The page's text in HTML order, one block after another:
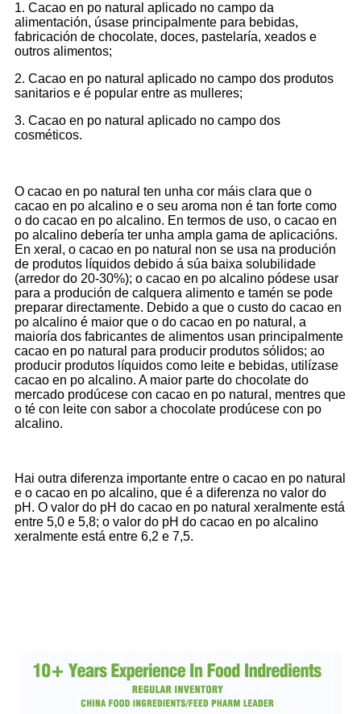
1. Cacao en po natural aplicado no campo da
alimentación, úsase principalmente para bebidas,
fabricación de chocolate, doces, pastelaría, xeados e
outros alimentos;
2. Cacao en po natural aplicado no campo dos produtos
sanitarios e é popular entre as mulleres;
3. Cacao en po natural aplicado no campo dos
cosméticos.
O cacao en po natural ten unha cor máis clara que o
cacao en po alcalino e o seu aroma non é tan forte como
o do cacao en po alcalino. En termos de uso, o cacao en
po alcalino debería ter unha ampla gama de aplicacións.
En xeral, o cacao en po natural non se usa na produción
de produtos líquidos debido á súa baixa solubilidade
(arredor do 20-30%); o cacao en po alcalino pódese usar
para a produción de calquera alimento e tamén se pode
preparar directamente. Debido a que o custo do cacao en
po alcalino é maior que o do cacao en po natural, a
maioría dos fabricantes de alimentos usan principalmente
cacao en po natural para producir produtos sólidos; ao
producir produtos líquidos como leite e bebidas, utilízase
cacao en po alcalino. A maior parte do chocolate do
mercado prodúcese con cacao en po natural, mentres que
o té con leite con sabor a chocolate prodúcese con po
alcalino.
Hai outra diferenza importante entre o cacao en po natural
e o cacao en po alcalino, que é a diferenza no valor do
pH. O valor do pH do cacao en po natural xeralmente está
entre 5,0 e 5,8; o valor do pH do cacao en po alcalino
xeralmente está entre 6,2 e 7,5.